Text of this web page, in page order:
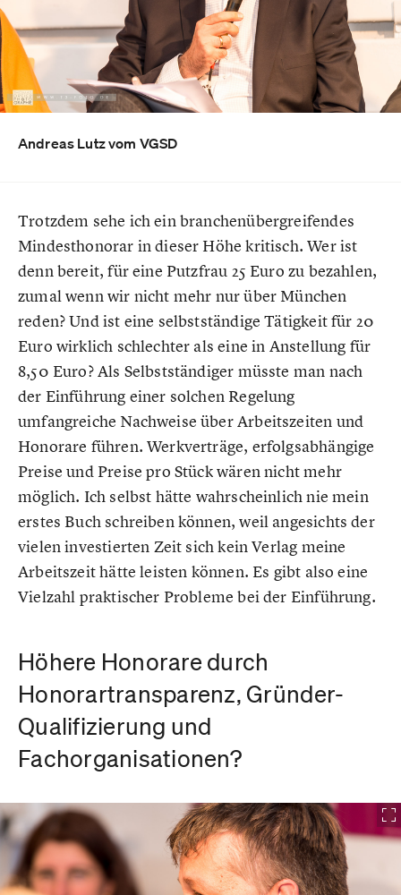
Andreas Lutz vom VGSD
Trotzdem sehe ich ein branchenübergreifendes
Mindesthonorar in dieser Höhe kritisch. Wer ist
denn bereit, für eine Putzfrau 25 Euro zu bezahlen,
zumal wenn wir nicht mehr nur über München
reden? Und ist eine selbstständige Tätigkeit für 20
Euro wirklich schlechter als eine in Anstellung für
8,50 Euro? Als Selbstständiger müsste man nach
der Einführung einer solchen Regelung
umfangreiche Nachweise über Arbeitszeiten und
Honorare führen. Werkverträge, erfolgsabhängige
Preise und Preise pro Stück wären nicht mehr
möglich. Ich selbst hätte wahrscheinlich nie mein
erstes Buch schreiben können, weil angesichts der
vielen investierten Zeit sich kein Verlag meine
Arbeitszeit hätte leisten können. Es gibt also eine
Vielzahl praktischer Probleme bei der Einführung.
Höhere Honorare durch
Honorartransparenz, Gründer-
Qualifizierung und
Fachorganisationen?